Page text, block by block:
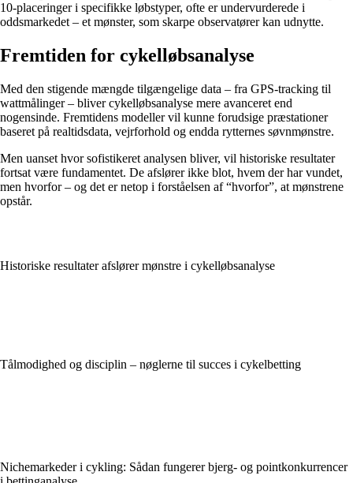
10-placeringer i specifikke løbstyper, ofte er undervurderede i
oddsmarkedet – et mønster, som skarpe observatører kan udnytte.
Fremtiden for cykelløbsanalyse
Med den stigende mængde tilgængelige data – fra GPS-tracking til
wattmålinger – bliver cykelløbsanalyse mere avanceret end
nogensinde. Fremtidens modeller vil kunne forudsige præstationer
baseret på realtidsdata, vejrforhold og endda rytternes søvnmønstre.
Men uanset hvor sofistikeret analysen bliver, vil historiske resultater
fortsat være fundamentet. De afslører ikke blot, hvem der har vundet,
men hvorfor – og det er netop i forståelsen af “hvorfor”, at mønstrene
opstår.
Historiske resultater afslører mønstre i cykelløbsanalyse
Tålmodighed og disciplin – nøglerne til succes i cykelbetting
Nichemarkeder i cykling: Sådan fungerer bjerg- og pointkonkurrencer